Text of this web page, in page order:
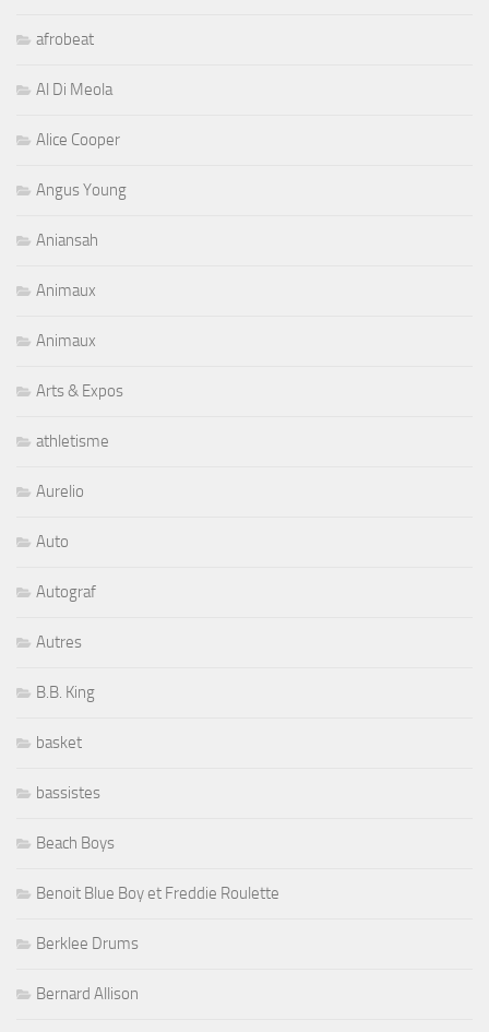
afrobeat
Al Di Meola
Alice Cooper
Angus Young
Aniansah
Animaux
Animaux
Arts & Expos
athletisme
Aurelio
Auto
Autograf
Autres
B.B. King
basket
bassistes
Beach Boys
Benoit Blue Boy et Freddie Roulette
Berklee Drums
Bernard Allison